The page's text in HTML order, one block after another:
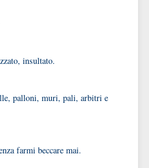
insultato.
palloni, muri, pali, arbitri e
farmi beccare mai.